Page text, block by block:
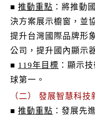
■ 推動重點 ：將推動
決方案展示櫥窗，並
提升台灣國際品牌形
公司，提升國內顯示
■ 119年目標 ：顯示
球第一。
（二） 發展智慧科技
■推動重點 ：發展先